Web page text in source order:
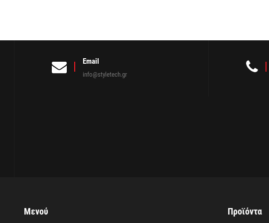
Email
info@styletech.gr
Μενού Προϊόντα